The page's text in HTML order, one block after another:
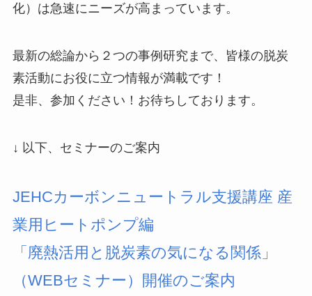
化）は急速にニーズが高まっています。
最新の総論から２つの事例研究まで、皆様の脱炭
素活動にお役に立つ情報が満載です！
是非、参加ください！お待ちしております。
↓ 以下、セミナーのご案内
JEHCカーボンニュートラル支援講座 産
業用ヒートポンプ編
「廃熱活用と脱炭素の気になる関係」
（WEBセミナー）開催のご案内